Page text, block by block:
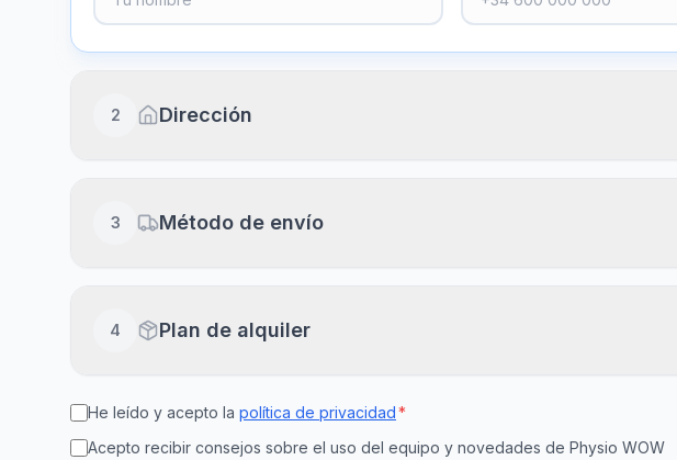
2 Dirección
3 Método de envío
Recibe en 24-48h laborables
Recogida en clínica
Disponible en el día
4 Plan de alquiler
15
días
30
días días
He leído y acepto la política de privacidad*
Acepto recibir consejos sobre el uso del equipo y novedades de Physio WOW